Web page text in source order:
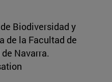
Biodiversidad y
de la Facultad de
Navarra.